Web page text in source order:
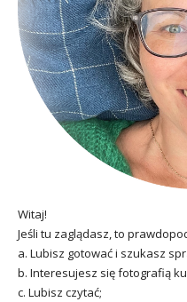
Witaj!
Jeśli tu zaglądasz, to
a. Lubisz gotować i szukasz
b. Interesujesz się fotografią
c. Lubisz czytać;